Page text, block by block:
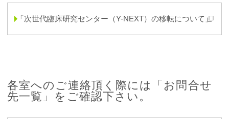
「次世代臨床研究センター（Y-NEXT）の移転について」
各室へのご連絡頂く際には「お問合せ
先一覧」をご確認下さい。